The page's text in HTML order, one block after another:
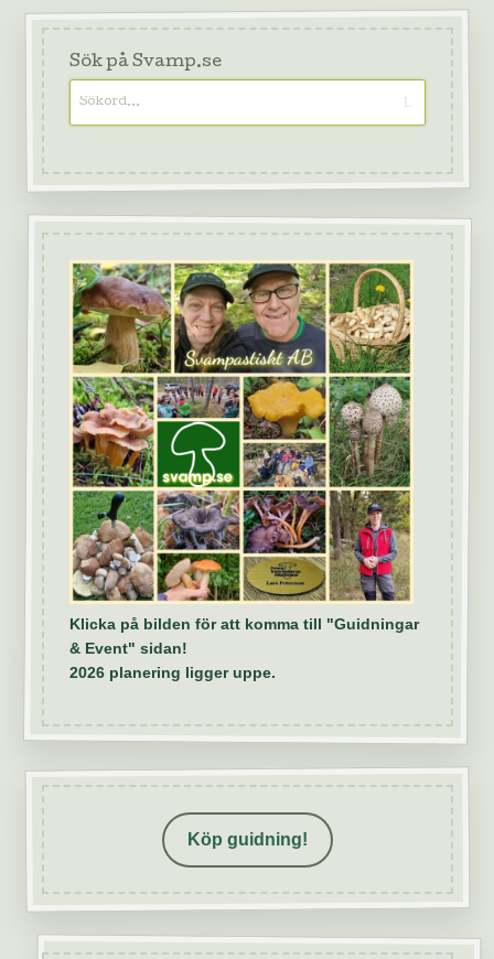
Sök på Svamp.se
Klicka på bilden för att komma till "Guidningar
& Event" sidan!
2026 planering ligger uppe.
Köp guidning!